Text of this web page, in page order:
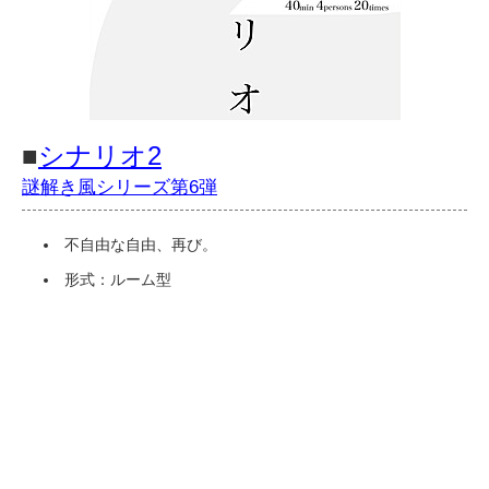
■シナリオ2
謎解き風シリーズ第6弾
不自由な自由、再び。
形式：ルーム型